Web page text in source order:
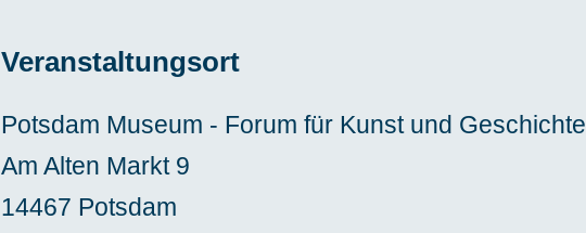
Veranstaltungsort
Potsdam Museum - Forum für Kunst und Geschichte
Am Alten Markt 9
14467 Potsdam